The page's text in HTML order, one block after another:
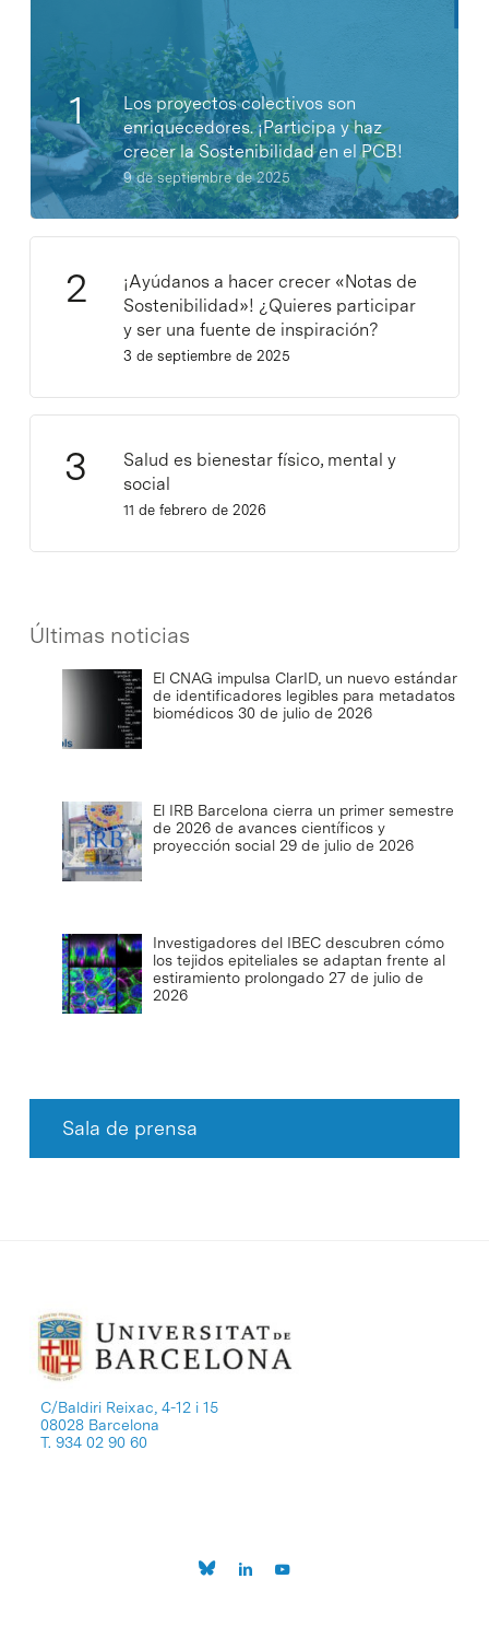
Los proyectos colectivos son
enriquecedores. ¡Participa y haz
crecer la Sostenibilidad en el PCB!
9 de septiembre de 2025
¡Ayúdanos a hacer crecer «Notas de
Sostenibilidad»! ¿Quieres participar
y ser una fuente de inspiración?
3 de septiembre de 2025
Salud es bienestar físico, mental y
social
11 de febrero de 2026
Últimas noticias
El CNAG impulsa ClarID, un nuevo estándar
de identificadores legibles para metadatos
biomédicos 30 de julio de 2026
El IRB Barcelona cierra un primer semestre
de 2026 de avances científicos y
proyección social 29 de julio de 2026
Investigadores del IBEC descubren cómo
los tejidos epiteliales se adaptan frente al
estiramiento prolongado 27 de julio de
2026
Sala de prensa
C/Baldiri Reixac, 4-12 i 15
08028 Barcelona
T. 934 02 90 60